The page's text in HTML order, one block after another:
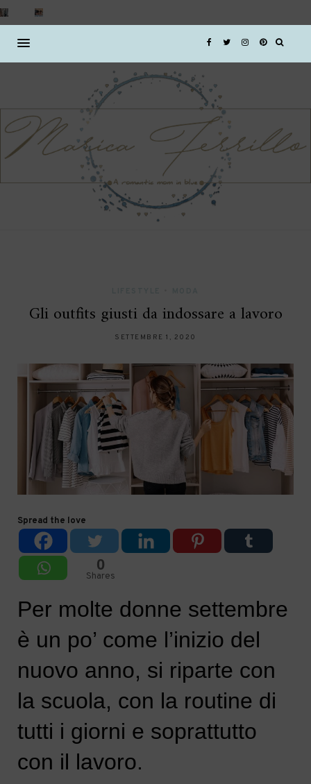
Gli outfits giusti da indossare a lavoro
SETTEMBRE 1, 2020
Spread the love
0
Shares
Per molte donne settembre
è un po’ come l’inizio del
nuovo anno, si riparte con
la scuola, con la routine di
tutti i giorni e soprattutto
con il lavoro.